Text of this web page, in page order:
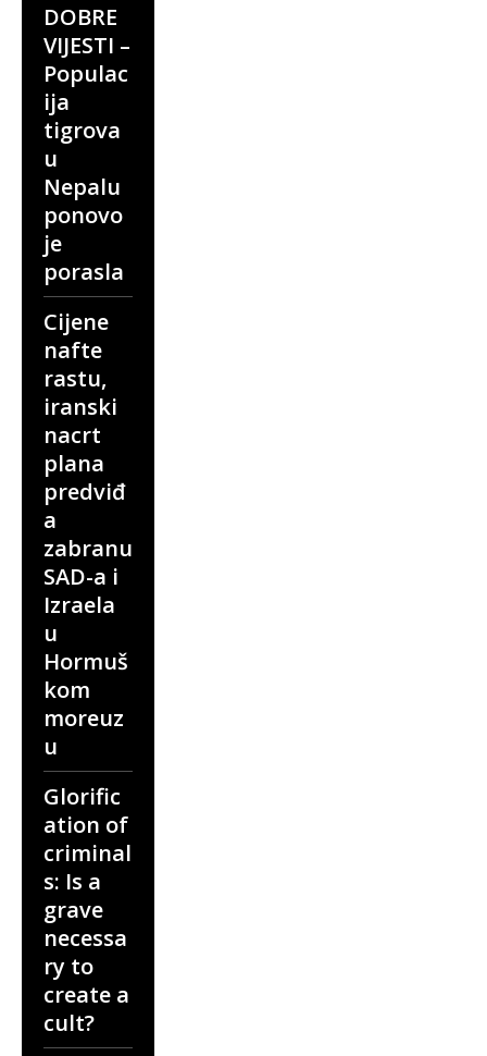
DOBRE
VIJESTI –
Populac
ija
tigrova
u
Nepalu
ponovo
je
porasla
Cijene
nafte
rastu,
iranski
nacrt
plana
predviđ
a
zabranu
SAD-a i
Izraela
u
Hormuš
kom
moreuz
u
Glorific
ation of
criminal
s: Is a
grave
necessa
ry to
create a
cult?